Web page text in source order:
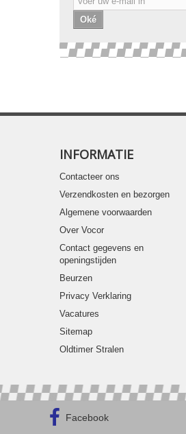
Oké
INFORMATIE
Contacteer ons
Verzendkosten en bezorgen
Algemene voorwaarden
Over Vocor
Contact gegevens en
openingstijden
Beurzen
Privacy Verklaring
Vacatures
Sitemap
Oldtimer Stralen
Facebook